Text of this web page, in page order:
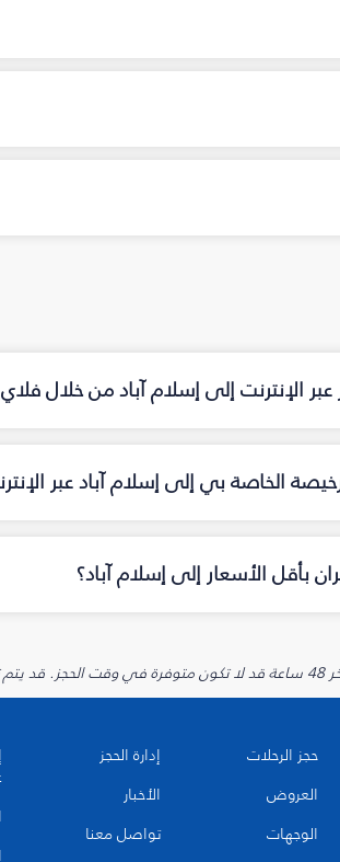
الإنترنت إلى إسلام آباد من خلال
الخاصة بي إلى إسلام آباد عبر
بأقل الأسعار إلى إسلام آباد؟
حجز الرحلات
العروض
الوجهات
إدارة الحجز
الأخبار
تواصل معنا